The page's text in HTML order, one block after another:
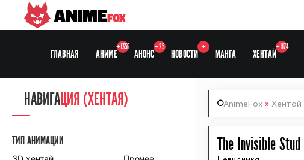
ANIMEFOX
ГЛАВНАЯ АНИМЕ
+1356
АНОНС
+25
НОВОСТИ
+
МАНГА ХЕНТАЙ
+1174
AnimeFox » Хентай
The Invisible Stud
НАВИГАЦИЯ
СЕЗОНЫ
НАВИГАЦИЯ (ХЕНТАЯ)
ТИП АНИМАЦИИ